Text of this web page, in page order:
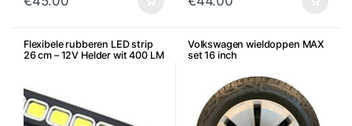
Flexibele rubberen LED strip
26 cm – 12V Helder wit 400 LM
Volkswagen wieldoppen MAX
set 16 inch